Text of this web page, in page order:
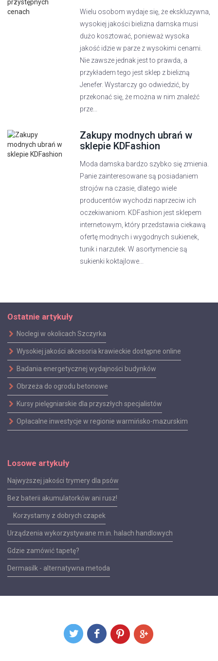
Wielu osobom wydaje się, że ekskluzywna,
wysokiej jakości bielizna damska musi
dużo kosztować, ponieważ wysoka
jakość idzie w parze z wysokimi cenami.
Nie zawsze jednak jest to prawda, a
przykładem tego jest sklep z bielizną
Jenefer. Wystarczy go odwiedzić, by
przekonać się, że można w nim znaleźć
prze...
Zakupy modnych ubrań w
sklepie KDFashion
Moda damska bardzo szybko się zmienia.
Panie zainteresowane są posiadaniem
strojów na czasie, dlatego wiele
producentów wychodzi naprzeciw ich
oczekiwaniom. KDFashion jest sklepem
internetowym, który przedstawia ciekawą
ofertę modnych i wygodnych sukienek,
tunik i narzutek. W asortymencie są
sukienki koktajlowe...
Ostatnie artykuły
Noclegi w okolicach Szczyrka
Wysokiej jakości akcesoria krawieckie dostępne online
Badania energetycznej wydajności budynków
Obrzeża do ogrodu betonowe
Kursy pielęgniarskie dla przyszłych specjalistów
Opłacalne inwestycje w regionie warmińsko-mazurskim
Losowe artykuły
Najwyższej jakości trymery dla psów
Bez baterii akumulatorków ani rusz!
Korzystamy z dobrych czapek
Urządzenia wykorzystywane m.in. halach handlowych
Gdzie zamówić tapetę?
Dermasilk - alternatywna metoda